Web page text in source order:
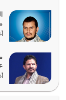
أولياء
أكثر ضعفاً
يوليو 30, 2026
وعد الله
والاستبشار
يوليو 29, 2026